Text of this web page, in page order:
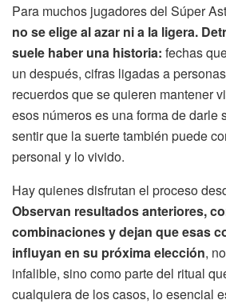
Para muchos jugadores del Súper
no se elige al azar ni a la ligera.
suele haber una historia: fechas
un después, cifras ligadas a
recuerdos que se quieren mantener
esos números es una forma de darle
sentir que la suerte también puede
personal y lo vivido.
Hay quienes disfrutan el proceso
Observan resultados anteriores,
combinaciones y dejan que esas
influyan en su próxima elección,
infalible, sino como parte del ritual
cualquiera de los casos, lo esencial